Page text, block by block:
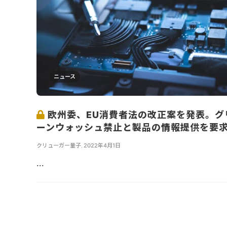
ニュース
欧州委、EU消費者法の改正案を発表。グ
ーンウォッシュ禁止と製品の情報提供を要
クリューガー量子 2022年4月1日
...